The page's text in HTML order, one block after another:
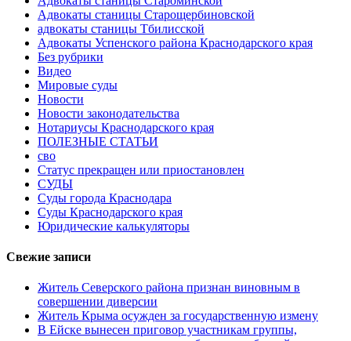
Адвокаты станицы Старощербиновской
адвокаты станицы Тбилисской
Адвокаты Успенского района Краснодарского края
Без рубрики
Видео
Мировые суды
Новости
Новости законодательства
Нотариусы Краснодарского края
ПОЛЕЗНЫЕ СТАТЬИ
сво
Статус прекращен или приостановлен
СУДЫ
Суды города Краснодара
Суды Краснодарского края
Юридические калькуляторы
Свежие записи
Житель Северского района признан виновным в
совершении диверсии
Житель Крыма осужден за государственную измену
В Ейске вынесен приговор участникам группы,